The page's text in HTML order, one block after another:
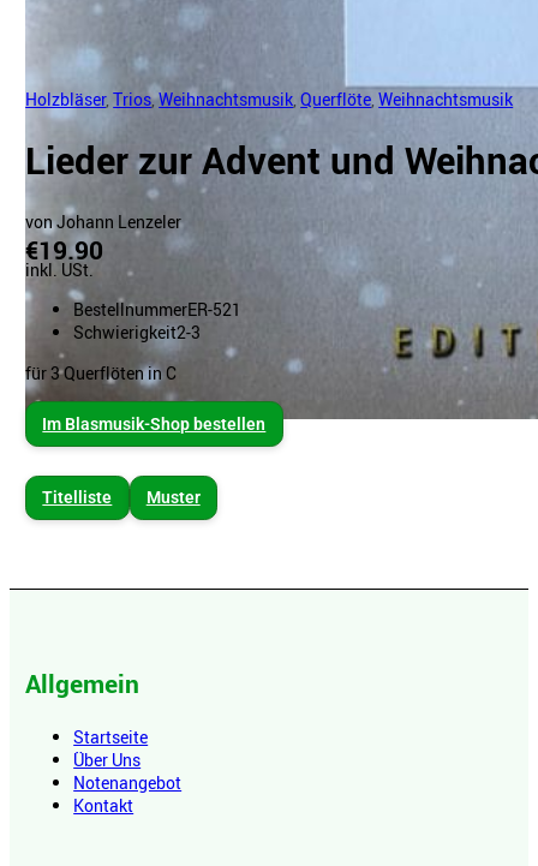
Holzbläser,Trios,Weihnachtsmusik ,Querflöte ,Weihnachtsmusik
Lieder zur Advent und
von Johann Lenzeler
€19.90
inkl. USt.
BestellnummerER-521
Schwierigkeit2-3
für 3 Querflöten in C
Im Blasmusik-Shop bestellen
Titelliste Muster
Allgemein
Startseite
Über Uns
Notenangebot
Kontakt